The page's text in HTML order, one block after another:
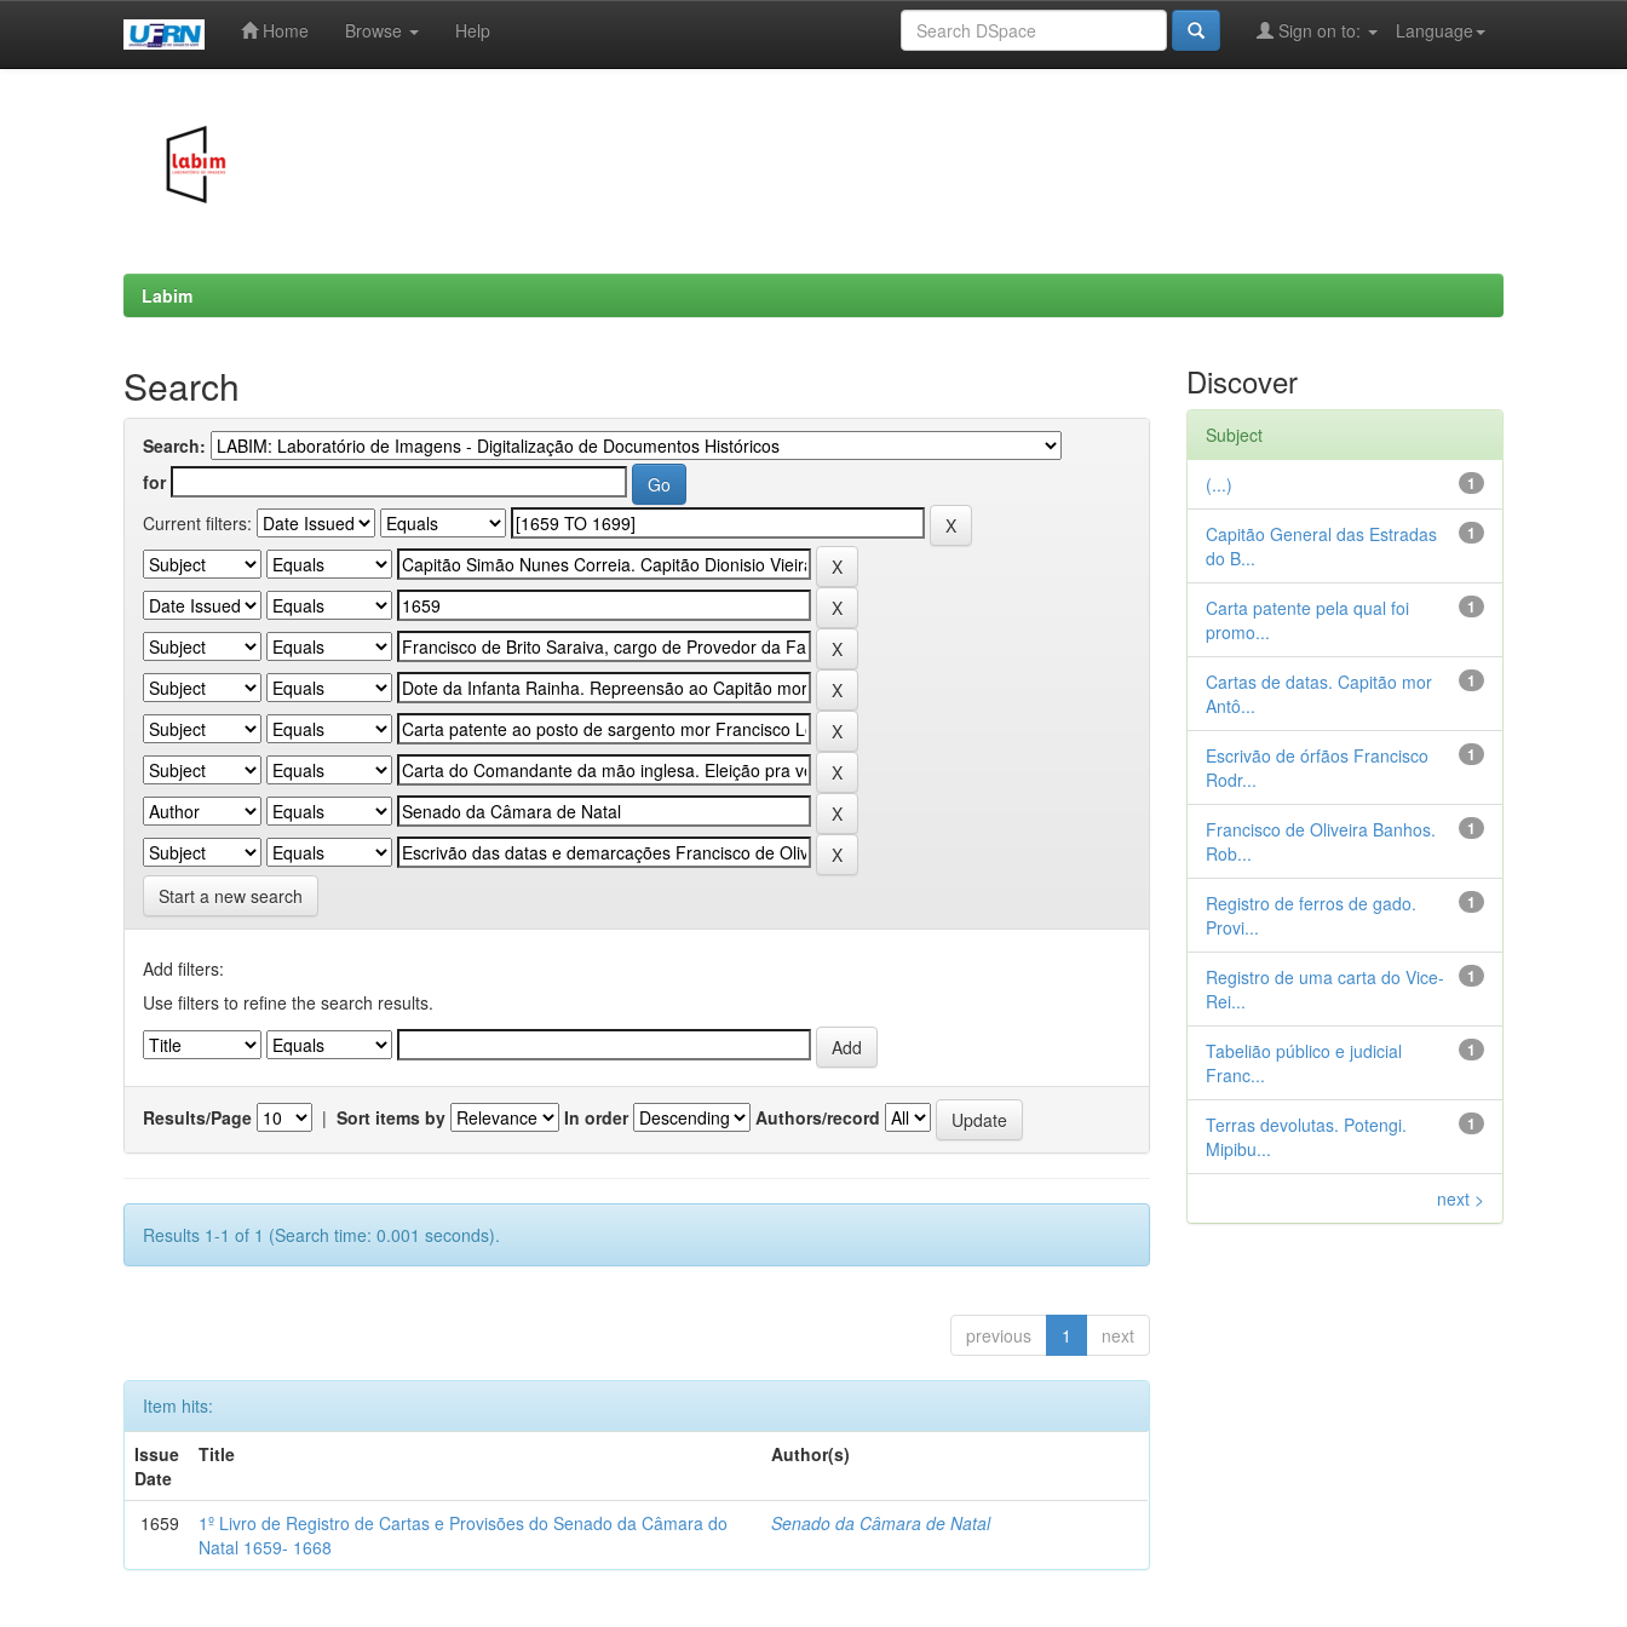
Home Browse Help Language
Sign on to:
Labim
Search
Search:
for
Current filters:
Start a new search
Add filters:
Use filters to refine the search results.
Results/Page | Sort items by In order Authors/record
Results 1-1 of 1 (Search time: 0.001 seconds).
previous 1 next
Item hits:
Issue
Date
Title Author(s)
1659
1º Livro de Registro de Cartas e Provisões do Senado da Câmara do
Natal 1659- 1668
Senado da Câmara de Natal
Discover
Subject
1
(...)
1
Capitão General das Estradas
do B...
1
Carta patente pela qual foi
promo...
1
Cartas de datas. Capitão mor
Antô...
1
Escrivão de órfãos Francisco
Rodr...
1
Francisco de Oliveira Banhos.
Rob...
1
Registro de ferros de gado.
Provi...
1
Registro de uma carta do Vice-
Rei...
1
Tabelião público e judicial
Franc...
1
Terras devolutas. Potengi.
Mipibu...
next >